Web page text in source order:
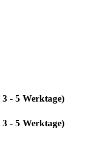
- 5 Werktage)
- 5 Werktage)